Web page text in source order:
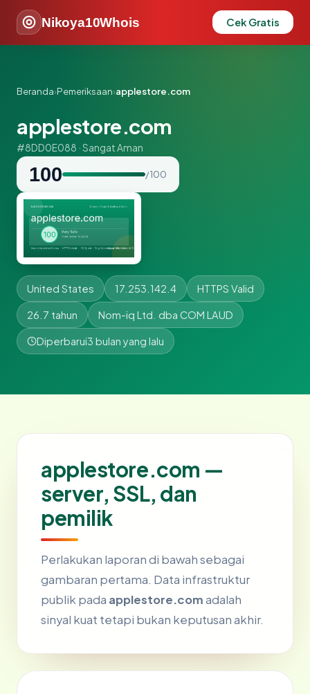
Nikoya10Whois Cek Gratis
Beranda›Pemeriksaan›applestore.com
applestore.com
#8DD0E088 · Sangat Aman
100 / 100
United States 17.253.142.4 HTTPS Valid
26.7 tahun Nom-iq Ltd. dba COM LAUD
Diperbarui3 bulan yang lalu
applestore.com —
server, SSL, dan
pemilik
Perlakukan laporan di bawah sebagai
gambaran pertama. Data infrastruktur
publik pada applestore.comadalah
sinyal kuat tetapi bukan keputusan akhir.